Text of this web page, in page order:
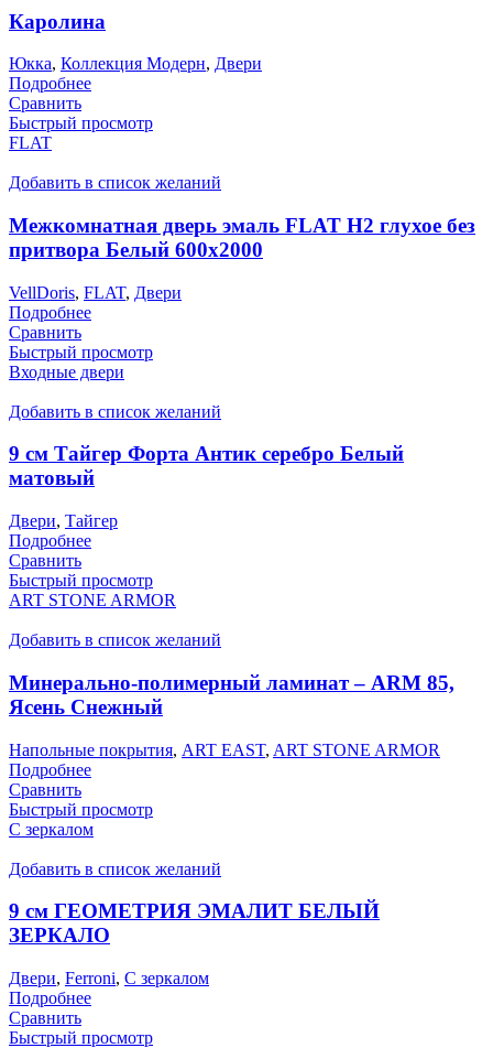
Каролина
Юкка, Коллекция Модерн, Двери
Подробнее
Сравнить
Быстрый просмотр
FLAT
Добавить в список желаний
Межкомнатная дверь эмаль FLAT H2 глухое без
притвора Белый 600х2000
VellDoris, FLAT, Двери
Подробнее
Сравнить
Быстрый просмотр
Входные двери
Добавить в список желаний
9 см Тайгер Форта Антик серебро Белый
матовый
Двери, Тайгер
Подробнее
Сравнить
Быстрый просмотр
ART STONE ARMOR
Добавить в список желаний
Минерально-полимерный ламинат – ARM 85,
Ясень Снежный
Напольные покрытия, ART EAST, ART STONE ARMOR
Подробнее
Сравнить
Быстрый просмотр
С зеркалом
Добавить в список желаний
9 см ГЕОМЕТРИЯ ЭМАЛИТ БЕЛЫЙ
ЗЕРКАЛО
Двери, Ferroni, С зеркалом
Подробнее
Сравнить
Быстрый просмотр